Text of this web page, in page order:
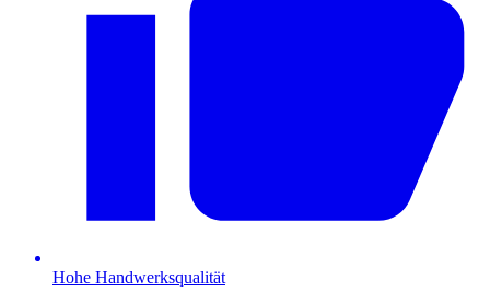
Hohe Handwerksqualität